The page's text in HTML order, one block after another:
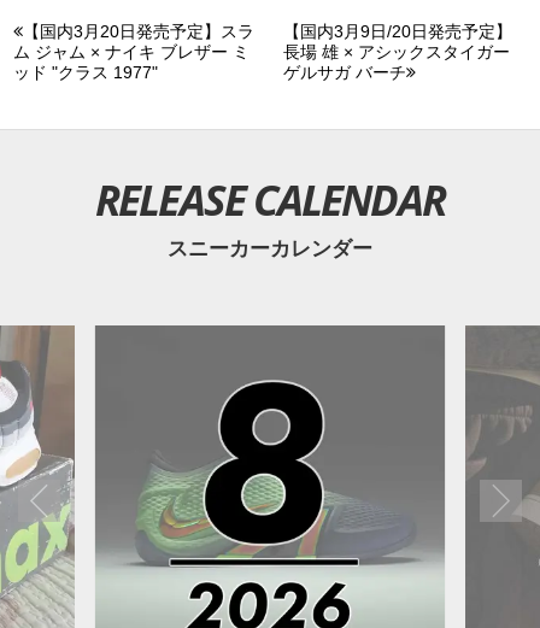
【国内3月20日発売予定】スラ
ム ジャム × ナイキ ブレザー ミ
ッド "クラス 1977"
【国内3月9日/20日発売予定】
長場 雄 × アシックスタイガー
ゲルサガ バーチ
RELEASE CALENDAR
スニーカーカレンダー